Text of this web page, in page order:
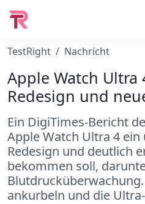
TestRight Nachricht
Apple Watch Ultra
Redesign und
Ein DigiTimes-Bericht
Apple Watch Ultra 4 ein
Redesign und deutlich
bekommen soll,
ankurbeln und die